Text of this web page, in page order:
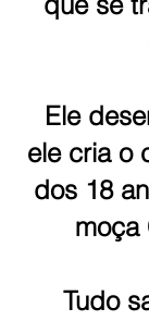
Ele
ele cria o
dos 18
moça
Tudo